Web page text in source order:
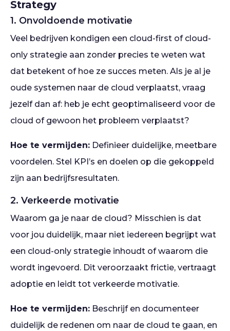
Strategy
1. Onvoldoende motivatie
Veel bedrijven kondigen een cloud-first of cloud-
only strategie aan zonder precies te weten wat
dat betekent of hoe ze succes meten. Als je al je
oude systemen naar de cloud verplaatst, vraag
jezelf dan af: heb je echt geoptimaliseerd voor de
cloud of gewoon het probleem verplaatst?
Hoe te vermijden: Definieer duidelijke, meetbare
voordelen. Stel KPI’s en doelen op die gekoppeld
zijn aan bedrijfsresultaten.
2. Verkeerde motivatie
Waarom ga je naar de cloud? Misschien is dat
voor jou duidelijk, maar niet iedereen begrijpt wat
een cloud-only strategie inhoudt of waarom die
wordt ingevoerd. Dit veroorzaakt frictie, vertraagt
adoptie en leidt tot verkeerde motivatie.
Hoe te vermijden: Beschrijf en documenteer
duidelijk de redenen om naar de cloud te gaan, en